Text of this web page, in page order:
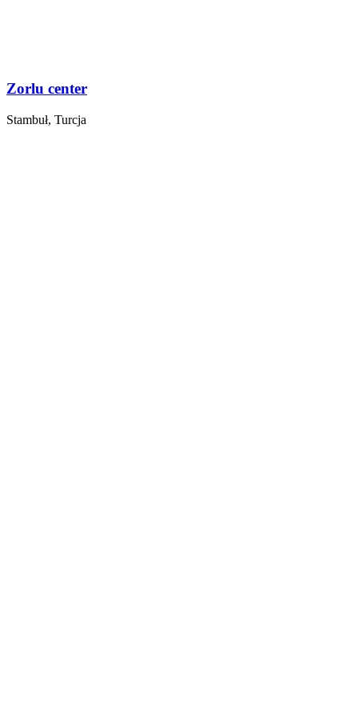
Zorlu center
Stambuł, Turcja